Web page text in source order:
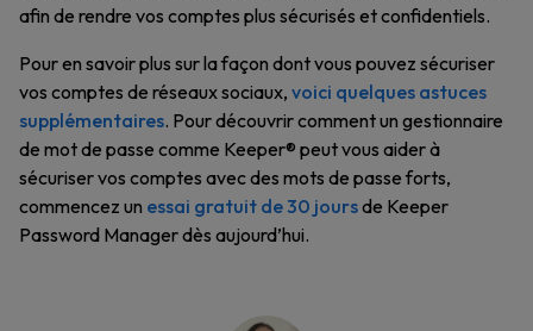
afin de rendre vos comptes plus sécurisés et confidentiels.
Pour en savoir plus sur la façon dont vous pouvez sécuriser
vos comptes de réseaux sociaux, voici quelques astuces
supplémentaires. Pour découvrir comment un gestionnaire
de mot de passe comme Keeper® peut vous aider à
sécuriser vos comptes avec des mots de passe forts,
commencez un essai gratuit de 30 joursde Keeper
Password Manager dès aujourd’hui.